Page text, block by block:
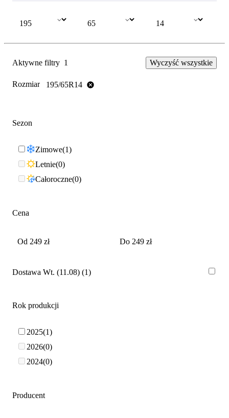
Aktywne filtry 1 Wyczyść wszystkie
Rozmiar 195/65R14
Sezon
Zimowe 1
Letnie 0
Całoroczne 0
Cena
Dostawa Wt. (11.08) 1
Rok produkcji
2025 1
2026 0
2024 0
Producent